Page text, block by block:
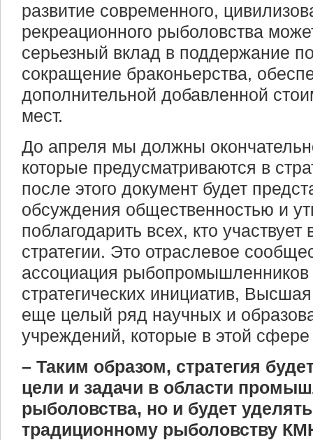
развитие современного,
рекреационного рыболовства
серьезный вклад в поддержание
сокращение браконьерства,
дополнительной добавленной
мест.
До апреля мы должны
которые предусматриваются в
после этого документ будет
обсуждения общественностью и
поблагодарить всех, кто участвует
стратегии. Это отраслевое
ассоциация
стратегических инициатив,
еще целый ряд научных и
учреждений, которые в этой сфере
– Таким образом, стратегия
цели и задачи в области
рыболовства, но и будет
традиционному рыболовству